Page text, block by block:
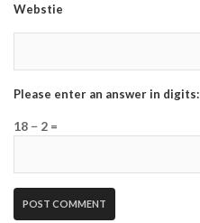
Webstie
Please enter an answer in digits:
18 − 2 =